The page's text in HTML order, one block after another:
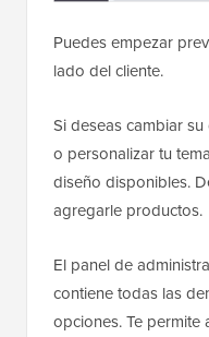
Puedes empezar
lado del cliente.
Si deseas cambiar
o personalizar tu
diseño disponibles.
agregarle productos.
El panel de
contiene todas las
opciones. Te